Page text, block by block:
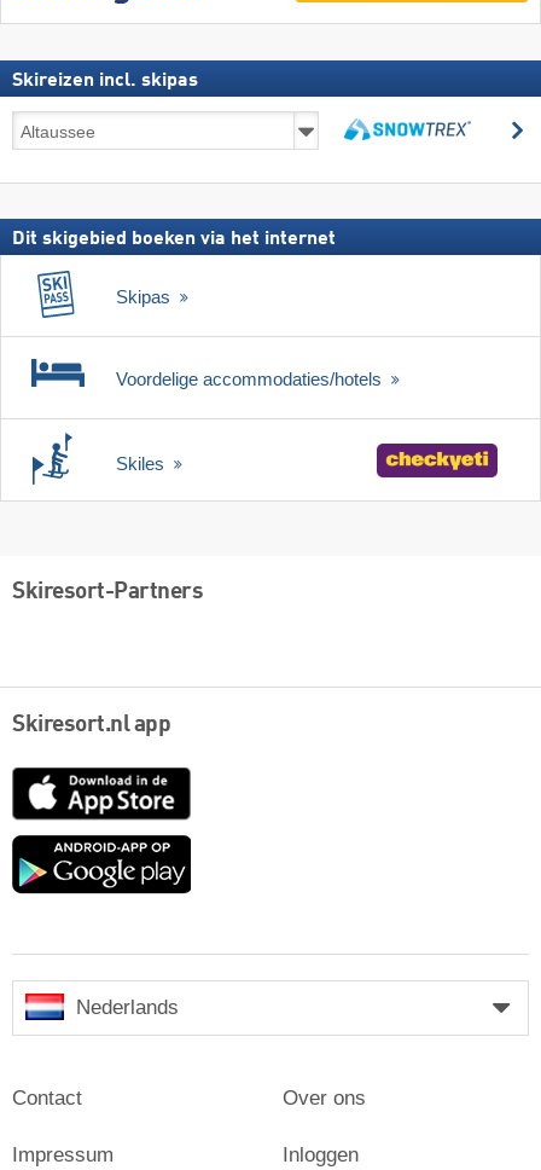
Skireizen incl. skipas
incl.
Dit skigebied boeken via het internet
Skipas
Voordelige accommodaties/hotels
Skiles
Skiresort-Partners
Skiresort.nl app
App
Google
Nederlands
Contact
Impressum
Over ons
Inloggen